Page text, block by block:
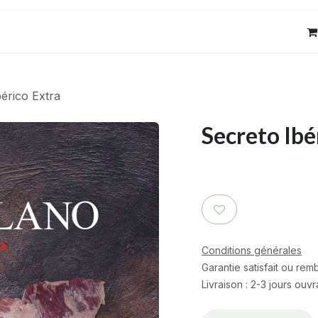
Extra
Secreto
Conditions générales
Garantie satisfait ou
Livraison : 2-3 jours